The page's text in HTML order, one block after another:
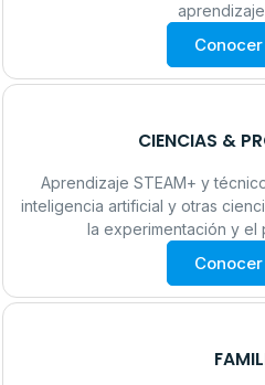
CIENCIAS &
Aprendizaje STEAM+ y
inteligencia artificial y otras
la experimentación y el